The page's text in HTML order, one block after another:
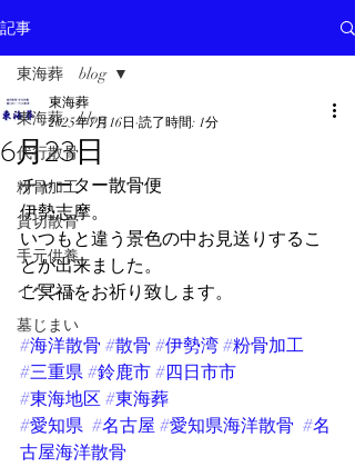
記事
東海葬 blog
代行散骨
粉骨加工
貸切散骨
手元供養
イベント
墓じまい
東海葬 blog
6月23日
東海葬
2025年7月16日 読了時間: 1分
チャーター散骨便
伊勢志摩。
いつもと違う景色の中お見送りするこ
とが出来ました。
ご冥福をお祈り致します。
#海洋散骨 #散骨 #伊勢湾 #粉骨加工
#三重県 #鈴鹿市 #四日市市
#東海地区 #東海葬
#愛知県 #名古屋 #愛知県海洋散骨 #名
古屋海洋散骨